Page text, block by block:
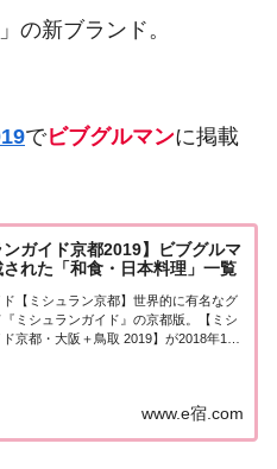
の新ブランド。
でビブグルマンに掲載
ンガイド京都2019】ビブグルマ
された「和食・日本料理」一覧
【ミシュラン京都】世界的に有名なグ
ミシュランガイド』の京都版。【ミシ
ド京都・大阪＋鳥取 2019】が2018年10
www.e宿.com